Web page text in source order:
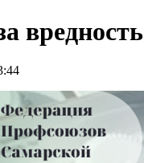
вредность